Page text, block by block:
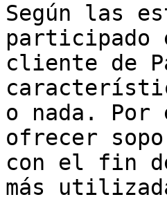
Según las
participado
cliente de
o nada. Por
ofrecer
con el fin
más